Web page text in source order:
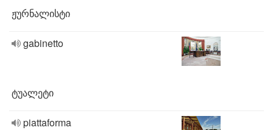
ჟურნალისტი
gabinetto
ტუალეტი
piattaforma